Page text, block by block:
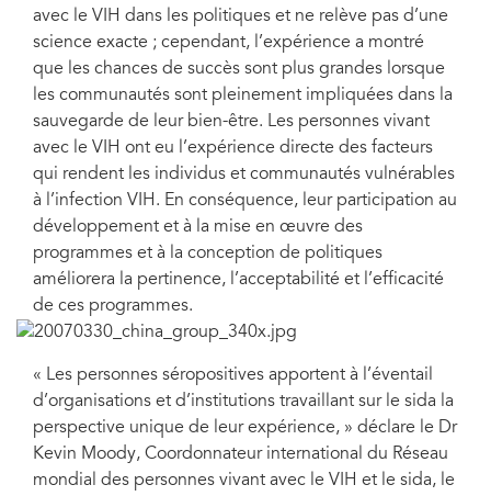
avec le VIH dans les politiques et ne relève pas d’une
science exacte ; cependant, l’expérience a montré
que les chances de succès sont plus grandes lorsque
les communautés sont pleinement impliquées dans la
sauvegarde de leur bien-être. Les personnes vivant
avec le VIH ont eu l’expérience directe des facteurs
qui rendent les individus et communautés vulnérables
à l’infection VIH. En conséquence, leur participation au
développement et à la mise en œuvre des
programmes et à la conception de politiques
améliorera la pertinence, l’acceptabilité et l’efficacité
de ces programmes.
« Les personnes séropositives apportent à l’éventail
d’organisations et d’institutions travaillant sur le sida la
perspective unique de leur expérience, » déclare le Dr
Kevin Moody, Coordonnateur international du Réseau
mondial des personnes vivant avec le VIH et le sida, le